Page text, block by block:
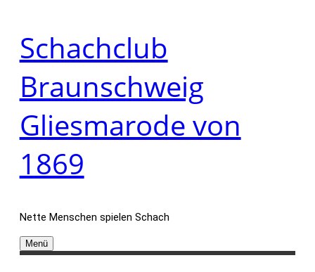
Zum
Inhalt
springen
Schachclub
Braunschweig
Gliesmarode von
1869
Nette Menschen spielen Schach
Menü